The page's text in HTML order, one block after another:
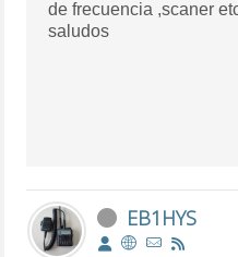
de frecuencia ,scaner
saludos
EB1HYS